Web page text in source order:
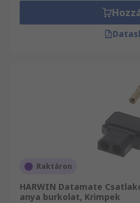
Raktáron
HARWIN Datamate
anya burkolat, Krimpek